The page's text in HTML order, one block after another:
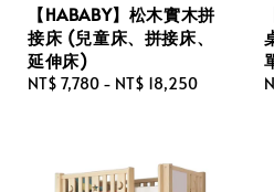
【HABABY】松木實木拼
接床 (兒童床、拼接床、
延伸床)
Regular
NT$ 7,780 - NT$ 18,250